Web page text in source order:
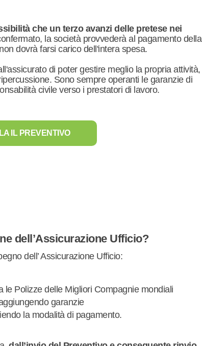
che un terzo avanzi delle pretese nei
la società provvederà al pagamento della
dovrà farsi carico dell'intera spesa.
di poter gestire meglio la propria attività,
Sono sempre operanti le garanzie di
civile verso i prestatori di lavoro.
IL PREVENTIVO
dell’Assicurazione Ufficio?
dell’ Assicurazione Ufficio:
le Polizze delle Migliori Compagnie mondiali
garanzie
la modalità di pagamento.